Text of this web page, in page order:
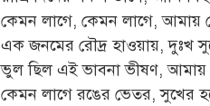
কেমন লাগে, কেমন লাগে, আমায়
এক জনমের রৌদ্র হাওয়ায়, দুঃখ
ভুল ছিল এই ভাবনা ভীষণ, আমায়
কেমন লাগে রঙের ভেতর, সুখের